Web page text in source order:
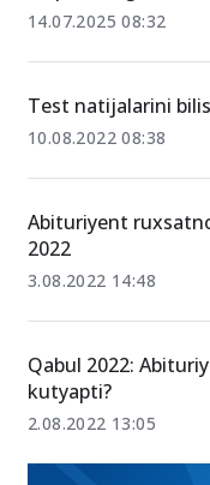
saqlab oling!
14.07.2025 08:32
Test natijalarini
10.08.2022 08:38
2022
3.08.2022 14:48